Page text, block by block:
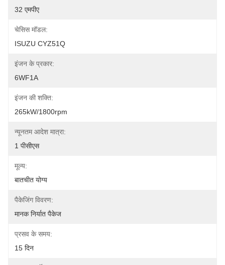
32 एमपीए
चेसिस मॉडल:
ISUZU CYZ51Q
इंजन के प्रकार:
6WF1A
इंजन की शक्ति:
265kW/1800rpm
न्यूनतम आदेश मात्रा:
1 पीसीएस
मूल्य:
बातचीत योग्य
पैकेजिंग विवरण:
मानक निर्यात पैकेज
प्रसव के समय:
15 दिन